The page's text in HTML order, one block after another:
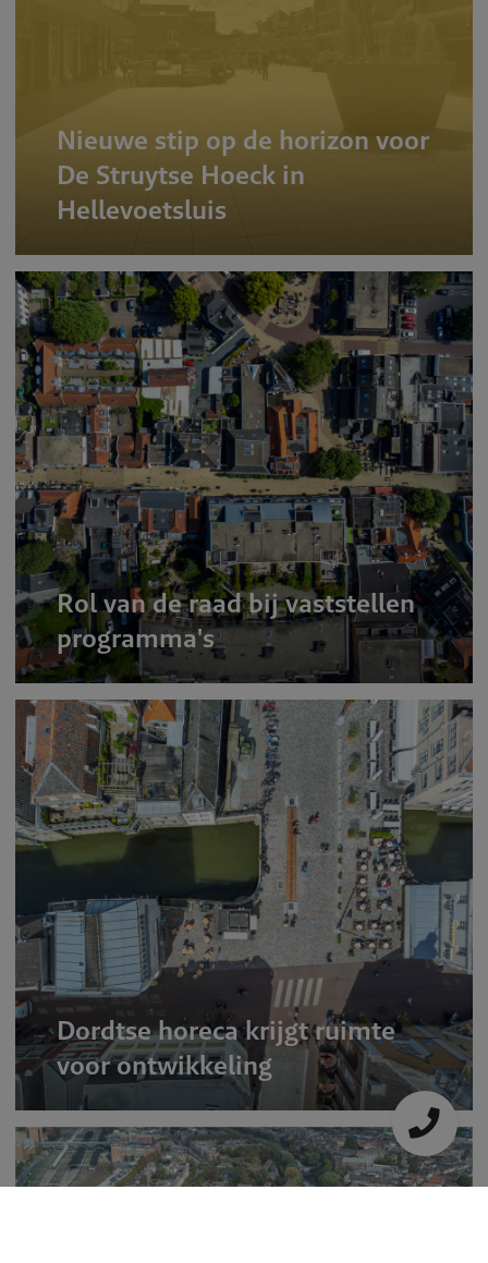
Nieuwe stip op de horizon voor
De Struytse Hoeck in
Hellevoetsluis
Rol van de raad bij vaststellen
programma's
Dordtse horeca krijgt ruimte
voor ontwikkeling